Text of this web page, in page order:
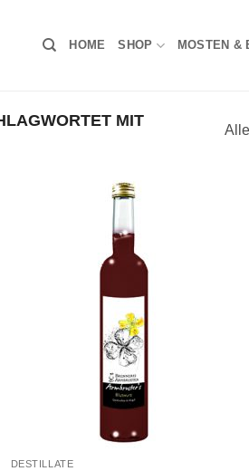
HOME SHOP MOSTEN &
MIT
DESTILLATE